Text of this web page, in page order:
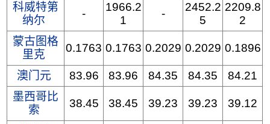
科威特第
纳尔
-
1966.2
1
-
2452.2
5
2209.8
2
蒙古图格
里克
0.1763 0.1763 0.2029 0.2029 0.1896
澳门元 83.96 83.96 84.35 84.35
84.21
墨西哥比
索
38.45 38.45 39.23 39.23 39.12